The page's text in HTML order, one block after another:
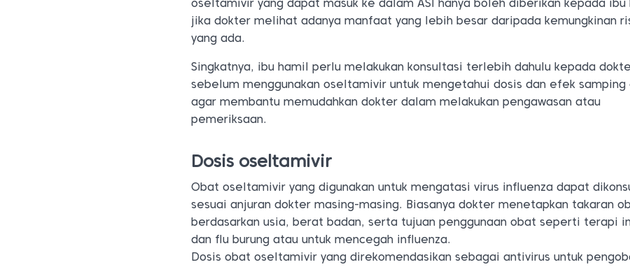
oseltamivir yang dapat masuk ke dalam ASI hanya boleh diberikan kepada ibu
jika dokter melihat adanya manfaat yang lebih besar daripada kemungkinan
yang ada.
Singkatnya, ibu hamil perlu melakukan konsultasi terlebih dahulu kepada
sebelum menggunakan oseltamivir untuk mengetahui dosis dan efek samping
agar membantu memudahkan dokter dalam melakukan pengawasan atau
pemeriksaan.
Dosis oseltamivir
Obat oseltamivir yang digunakan untuk mengatasi virus influenza dapat
sesuai anjuran dokter masing-masing. Biasanya dokter menetapkan takaran
berdasarkan usia, berat badan, serta tujuan penggunaan obat seperti terapi
dan flu burung atau untuk mencegah influenza.
Dosis obat oseltamivir yang direkomendasikan sebagai antivirus untuk